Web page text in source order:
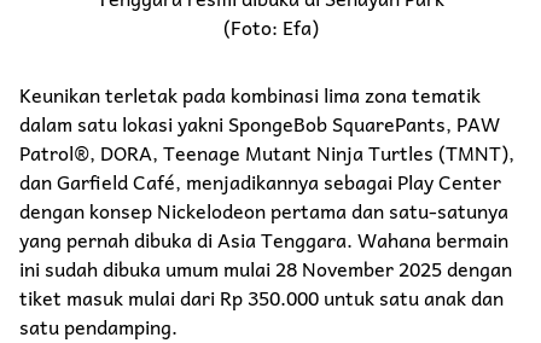
(Foto: Efa)
Keunikan terletak pada kombinasi lima zona tematik
dalam satu lokasi yakni SpongeBob SquarePants, PAW
Patrol®, DORA, Teenage Mutant Ninja Turtles (TMNT),
dan Garfield Café, menjadikannya sebagai Play Center
dengan konsep Nickelodeon pertama dan satu-satunya
yang pernah dibuka di Asia Tenggara. Wahana bermain
ini sudah dibuka umum mulai 28 November 2025 dengan
tiket masuk mulai dari Rp 350.000 untuk satu anak dan
satu pendamping.